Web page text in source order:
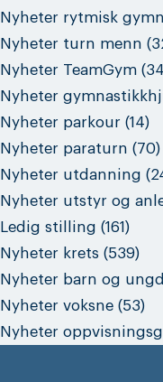
Nyheter rytmisk
Nyheter turn menn
Nyheter TeamGym
Nyheter
Nyheter parkour (14)
Nyheter paraturn (70)
Nyheter utdanning
Nyheter utstyr og
Ledig stilling (161)
Nyheter krets (539)
Nyheter barn og
Nyheter voksne (53)
Nyheter